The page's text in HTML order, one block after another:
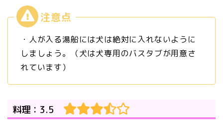
・人が入る湯船には犬は絶対に入れないように
しましょう。（犬は犬専用のバスタブが用意さ
れています）
料理：3.5